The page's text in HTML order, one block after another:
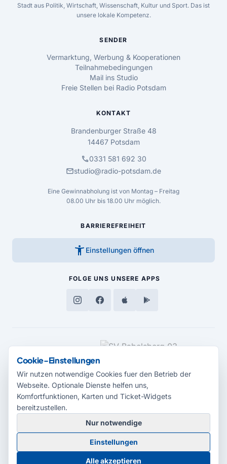
Stadt aus Politik, Wirtschaft, Wissenschaft, Kultur und Sport. Das ist
unsere lokale Kompetenz.
SENDER
Vermarktung, Werbung & Kooperationen
Teilnahmebedingungen
Mail ins Studio
Freie Stellen bei Radio Potsdam
KONTAKT
Brandenburger Straße 48
14467 Potsdam
call0331 581 692 30
mailstudio@radio-potsdam.de
Eine Gewinnabholung ist von Montag – Freitag
08.00 Uhr bis 18.00 Uhr möglich.
BARRIEREFREIHEIT
accessibility_new Einstellungen öffnen
FOLGE UNS UNSERE APPS
MEDIENPARTNER
© 2026 Radio Potsdam. Webseite entwickelt durch dieMedienagentur
Babelsberg
BarrierefreiheitserklärungAGBDatenschutzImpressum
Cookie-Einstellungen
Wir nutzen notwendige Cookies fuer den Betrieb der
Webseite. Optionale Dienste helfen uns,
Komfortfunktionen, Karten und Ticket-Widgets
bereitzustellen.
Nur notwendige
Einstellungen
Alle akzeptieren